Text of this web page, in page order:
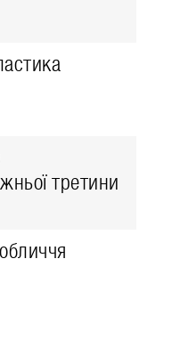
третини